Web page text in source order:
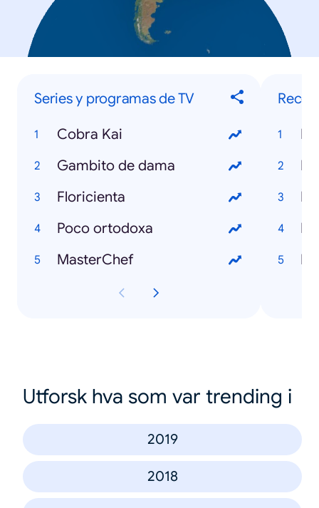
Series y programas de TV
Cobra Kai
Gambito de dama
Floricienta
Poco ortodoxa
MasterChef
Utforsk hva som var trending i
2019
2018